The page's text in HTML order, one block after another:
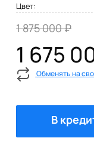
Цвет:
1 875 000 ₽
1 675
Обменять на
В